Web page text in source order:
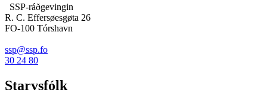
SSP-ráðgevingin
R. C. Effersøesgøta 26
FO-100 Tórshavn
ssp@ssp.fo
30 24 80
Starvsfólk